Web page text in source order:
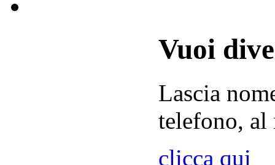
Vuoi
Lascia
telefono, al
clicca qui